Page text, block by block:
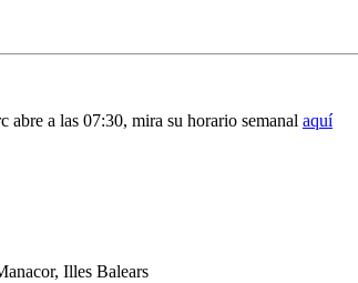
abre a las 07:30, mira su horario semanal aquí
Illes Balears